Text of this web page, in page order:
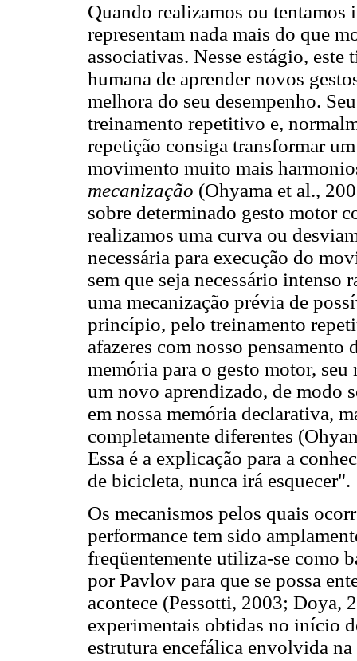
Quando realizamos ou tentamos
representam nada mais do que
associativas. Nesse estágio, este
humana de aprender novos
melhora do seu desempenho.
treinamento repetitivo e,
repetição consiga transformar
movimento muito mais
mecanização (Ohyama et al.,
sobre determinado gesto motor
realizamos uma curva ou
necessária para execução do
sem que seja necessário
uma mecanização prévia de
princípio, pelo treinamento
afazeres com nosso
memória para o gesto motor,
um novo aprendizado, de modo
em nossa memória declarativa,
completamente diferentes
Essa é a explicação para a
de bicicleta, nunca irá esquecer".
Os mecanismos pelos quais
performance tem sido
freqüentemente utiliza-se como
por Pavlov para que se possa
acontece (Pessotti, 2003; Doya,
experimentais obtidas no início
estrutura encefálica envolvida